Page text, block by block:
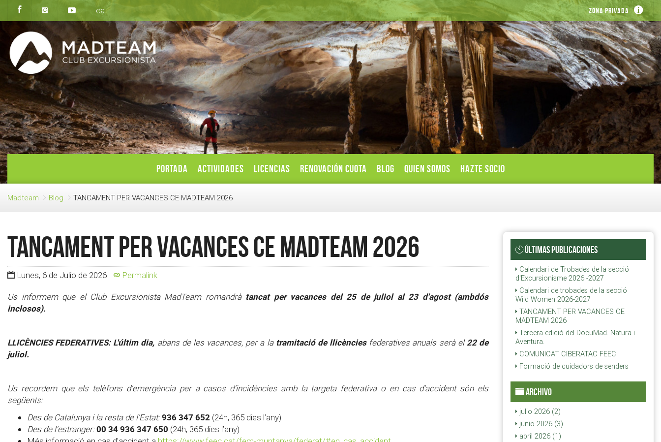
ca Zona privada
PORTADA ACTIVIDADES LICENCIAS RENOVACIÓN CUOTA BLOG QUIEN SOMOS HAZTE SOCIO
Madteam Blog TANCAMENT PER VACANCES CE MADTEAM 2026
TANCAMENT PER VACANCES CE MADTEAM 2026
Lunes, 6 de Julio de 2026
Permalink
Us informem que el Club Excursionista MadTeam romandrà tancat per vacances del 25 de juliol al 23 d'agost (ambdós
inclosos).
LLICÈNCIES FEDERATIVES: L'últim dia, abans de les vacances, per a latramitació de llicènciesfederatives anuals serà el22 de
juliol.
Us recordem que els telèfons d'emergència per a casos d'incidències amb la targeta federativa o en cas d'accident són els
següents:
Des de Catalunya i la resta de l'Estat:936 347 652 (24h, 365 dies l’any)
Des de l'estranger:00 34 936 347 650 (24h, 365 dies l’any)
ÚLTIMAS PUBLICACIONES
Calendari de Trobades de la secció
d'Excursionisme 2026 -2027
Calendari de trobades de la secció
Wild Women 2026-2027
TANCAMENT PER VACANCES CE
MADTEAM 2026
Tercera edició del DocuMad. Natura i
Aventura.
COMUNICAT CIBERATAC FEEC
Formació de cuidadors de senders
ARCHIVO
julio 2026 (2)
junio 2026 (3)
abril 2026 (1)